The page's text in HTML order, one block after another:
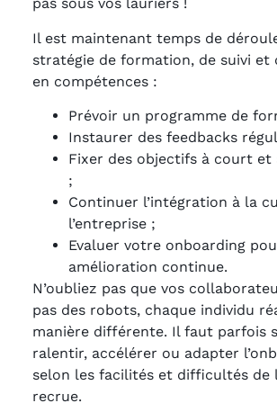
Il est maintenant temps de
stratégie de formation, de suivi et
en compétences :
Prévoir un programme de
Instaurer des feedbacks
Fixer des objectifs à court et
;
Continuer l’intégration à la
l’entreprise ;
Evaluer votre onboarding
amélioration continue.
N’oubliez pas que vos
pas des robots, chaque individu
manière différente. Il faut parfois
ralentir, accélérer ou adapter
selon les facilités et difficultés de
recrue.